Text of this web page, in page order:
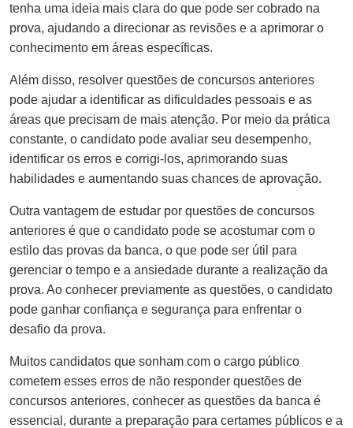
tenha uma ideia mais clara do que pode ser cobrado na
prova, ajudando a direcionar as revisões e a aprimorar o
conhecimento em áreas específicas.
Além disso, resolver questões de concursos anteriores
pode ajudar a identificar as dificuldades pessoais e as
áreas que precisam de mais atenção. Por meio da prática
constante, o candidato pode avaliar seu desempenho,
identificar os erros e corrigi-los, aprimorando suas
habilidades e aumentando suas chances de aprovação.
Outra vantagem de estudar por questões de concursos
anteriores é que o candidato pode se acostumar com o
estilo das provas da banca, o que pode ser útil para
gerenciar o tempo e a ansiedade durante a realização da
prova. Ao conhecer previamente as questões, o candidato
pode ganhar confiança e segurança para enfrentar o
desafio da prova.
Muitos candidatos que sonham com o cargo público
cometem esses erros de não responder questões de
concursos anteriores, conhecer as questões da banca é
essencial, durante a preparação para certames públicos e a